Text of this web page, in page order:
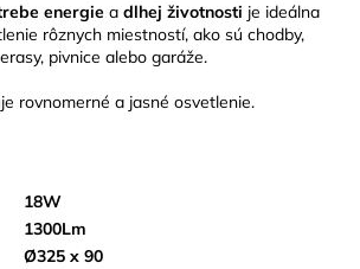
energie a dlhej životnosti je ideálna
rôznych miestností, ako sú chodby,
pivnice alebo garáže.
rovnomerné a jasné osvetlenie.
18W
1300Lm
Ø325 x 90